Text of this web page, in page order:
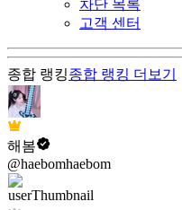
차단 목록
고객 센터
종합 랭킹종합 랭킹 더보기
해봄
@haebomhaebom